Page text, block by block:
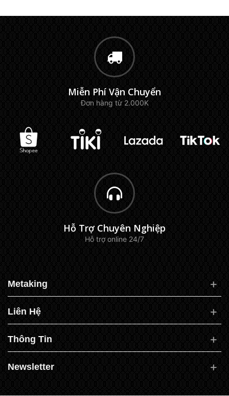
Miễn Phí Vận Chuyển
Đơn hàng từ 2.000K
Hỗ Trợ Chuyên Nghiệp
Hỗ trợ online 24/7
Metaking
Liên Hệ
Thông Tin
Newsletter